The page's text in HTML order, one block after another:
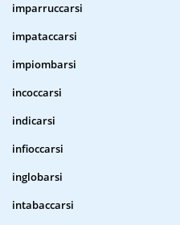
imparruccarsi
impataccarsi
impiombarsi
incoccarsi
indicarsi
infioccarsi
inglobarsi
intabaccarsi